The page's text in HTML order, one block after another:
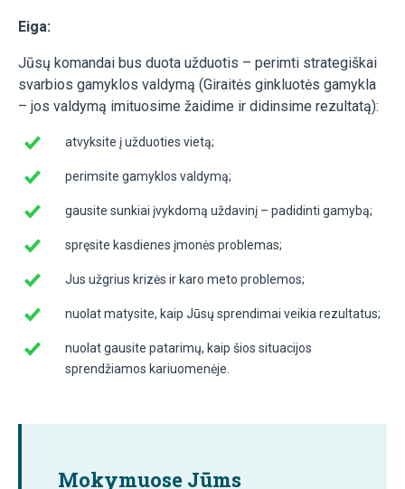
Eiga:
Jūsų komandai bus duota užduotis – perimti strategiškai
svarbios gamyklos valdymą (Giraitės ginkluotės gamykla
– jos valdymą imituosime žaidime ir didinsime rezultatą):
atvyksite į užduoties vietą;
perimsite gamyklos valdymą;
gausite sunkiai įvykdomą uždavinį – padidinti gamybą;
spręsite kasdienes įmonės problemas;
Jus užgrius krizės ir karo meto problemos;
nuolat matysite, kaip Jūsų sprendimai veikia rezultatus;
nuolat gausite patarimų, kaip šios situacijos
sprendžiamos kariuomenėje.
Mokymuose Jūms